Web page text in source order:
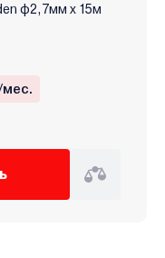
ф2,7мм х 15м
мес.